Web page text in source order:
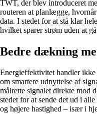
TWT, der blev introduceret
routeren at planlægge,
data. I stedet for at stå klar
hvilket sparer strøm uden at
Bedre dækning
Energieffektivitet handler
om smartere udnyttelse af
målrette signalet direkte mod
stedet for at sende det ud i
og højere hastighed – især i